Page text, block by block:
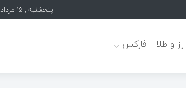
پنجشنبه , 15 مرداد 1405
ارز و طلا فارکس